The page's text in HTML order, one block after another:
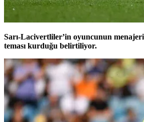
Sarı-Lacivertliler’in oyuncunun
teması kurduğu belirtiliyor.